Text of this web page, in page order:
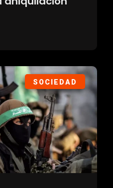
SOCIEDAD